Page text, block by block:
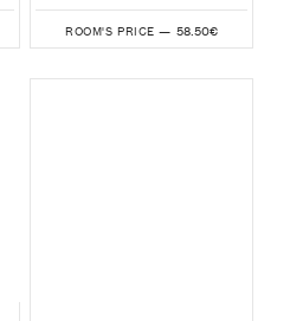
ROOM'S PRICE — 58.50€